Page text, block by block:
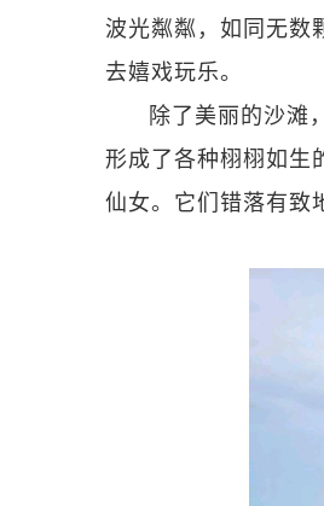
波光粼粼，如同无数
去嬉戏玩乐。
除了美丽的沙滩
形成了各种栩栩如生
仙女。它们错落有致